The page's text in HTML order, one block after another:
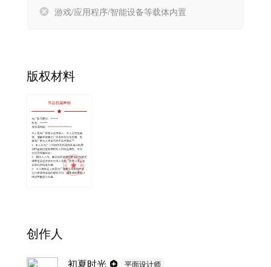
游戏/应用程序/智能设备等载体内置
版权材料
创作人
初夏时光 平面设计师